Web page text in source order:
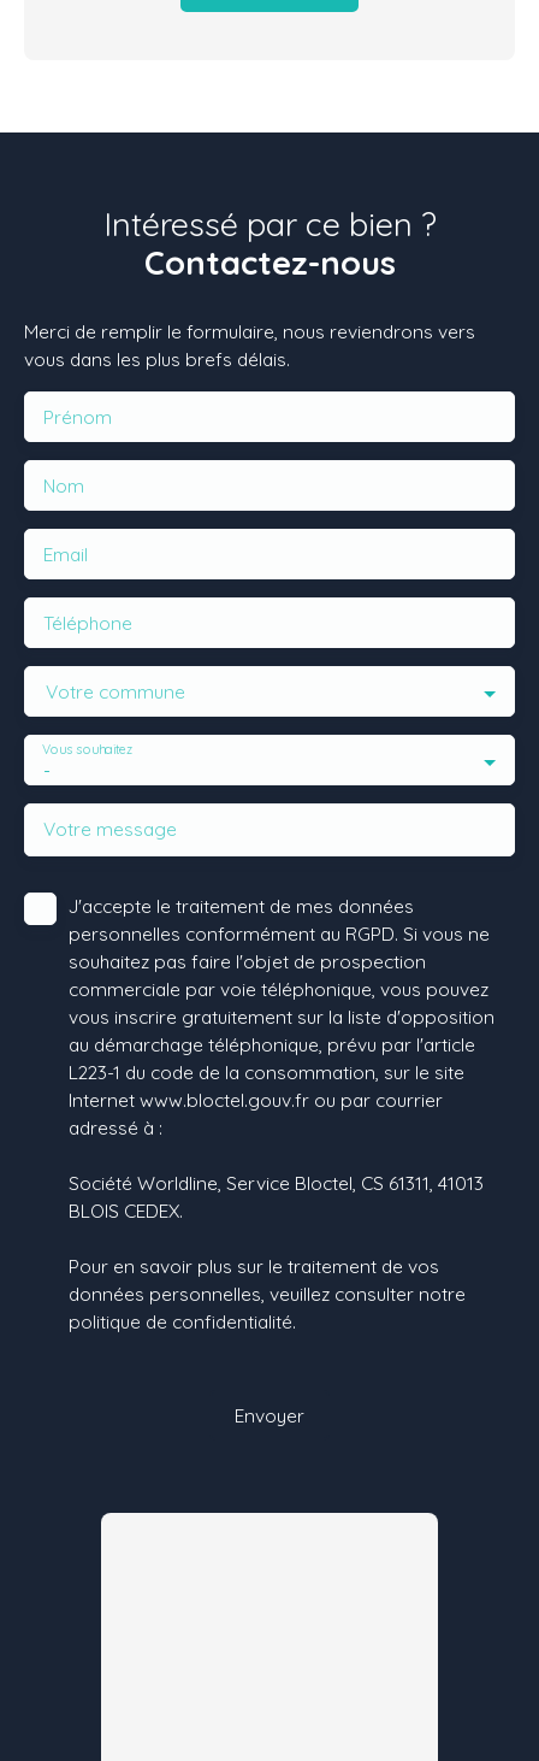
Intéressé par ce bien ?
Contactez-nous
Merci de remplir le formulaire, nous reviendrons vers
vous dans les plus brefs délais.
Prénom
Nom
Email
Téléphone
Votre commune
-
Vous souhaitez
Votre message
J'accepte le traitement de mes données
personnelles conformément au RGPD. Si vous ne
souhaitez pas faire l'objet de prospection
commerciale par voie téléphonique, vous pouvez
vous inscrire gratuitement sur la liste d'opposition
au démarchage téléphonique, prévu par l'article
L223-1 du code de la consommation, sur le site
Internet www.bloctel.gouv.fr ou par courrier
adressé à :
Société Worldline, Service Bloctel, CS 61311, 41013
BLOIS CEDEX.
Pour en savoir plus sur le traitement de vos
données personnelles, veuillez consulter notre
politique de confidentialité.
Envoyer